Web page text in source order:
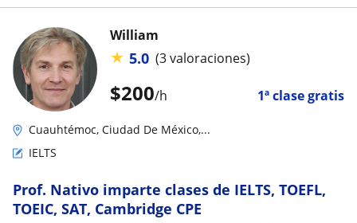
$200/h 1ª clase gratis
William
★ 5.0 (3 valoraciones)
Cuauhtémoc, Ciudad De México,...
IELTS
Prof. Nativo imparte clases de IELTS, TOEFL,
TOEIC, SAT, Cambridge CPE